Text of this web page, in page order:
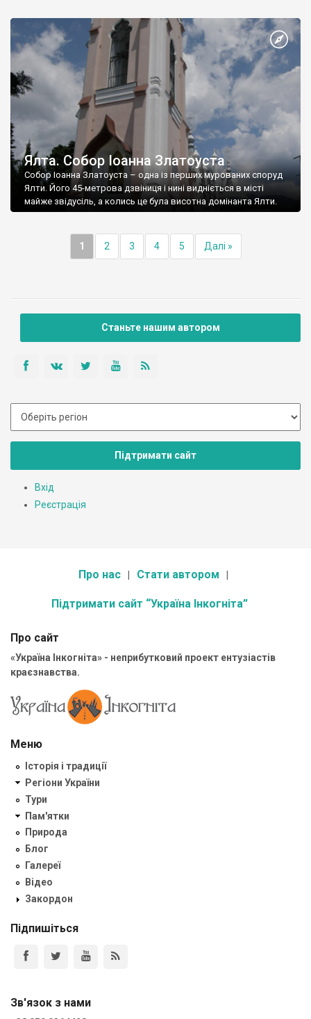
Ялта. Собор Іоанна Златоуста
Собор Іоанна Златоуста – одна із перших мурованих споруд
Ялти. Його 45-метрова дзвіниця і нині видніється в місті
майже звідусіль, а колись це була висотна домінанта Ялти.
1 2 3 4 5 Далі »
Станьте нашим автором
Підтримати сайт
Вхід
Реєстрація
Про нас Стати автором
Підтримати сайт “Україна Інкогніта”
Про сайт
«Україна Інкогніта» - неприбутковий проект ентузіастів
краєзнавства.
Меню
Історія і традиції
Регіони України
Тури
Пам'ятки
Природа
Блог
Галереї
Відео
Закордон
Підпишіться
Зв'язок з нами